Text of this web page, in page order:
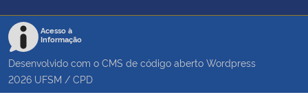
Acesso à
Informação
Desenvolvido com o CMS de código aberto Wordpress
2026 UFSM / CPD